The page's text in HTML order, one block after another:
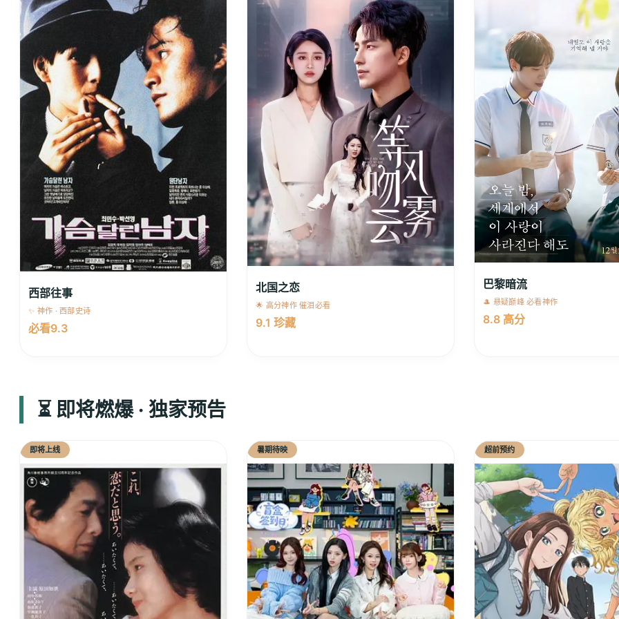
西部往事
✨ 神作 · 西部史诗
必看9.3
北国之恋
🌟 高分神作 催泪必看
9.1 珍藏
巴黎暗流
🎩 悬疑巅峰 必看神作
8.8 高分
⏳ 即将燃爆 · 独家预告
即将上线 暑期待映 超前预约